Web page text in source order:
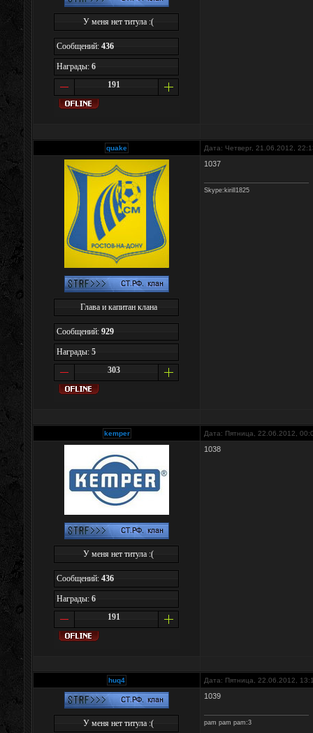
У меня нет титула :(
Сообщений: 436
Награды: 6
191
quake Дата: Четверг, 21.06.2012,
Глава и капитан клана
Сообщений: 929
Награды: 5
303
1037
Skype:kirill1825
kemper Дата: Пятница, 22.06.2012,
У меня нет титула :(
Сообщений: 436
Награды: 6
191
1038
huq4 Дата: Пятница, 22.06.2012,
У меня нет титула :(
1039
pam pam pam:3